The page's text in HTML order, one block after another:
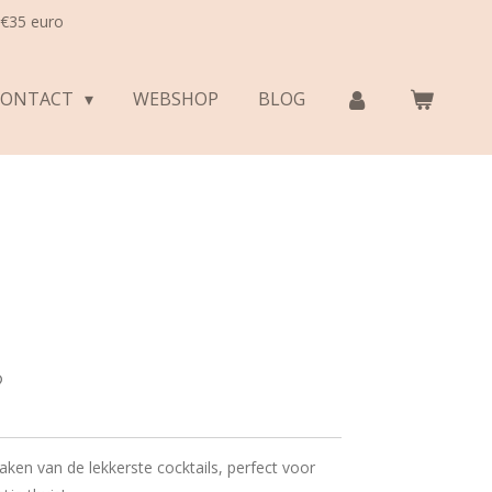
euro
WEBSHOP BLOG
van de lekkerste cocktails, perfect voor